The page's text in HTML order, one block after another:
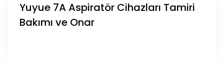
Yuyue 7A Aspiratör Cihazları Tamiri
Bakımı ve Onar